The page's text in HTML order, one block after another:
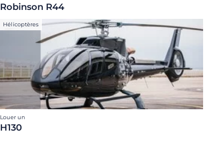
Robinson R44
Hélicoptères
Louer un
H130